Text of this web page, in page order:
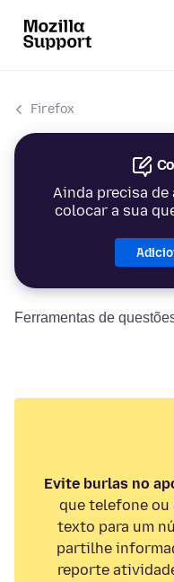
Firefox
Ainda precisa de
colocar a sua
Ferramentas de
Evite burlas no
que telefone ou
texto para um
partilhe
reporte